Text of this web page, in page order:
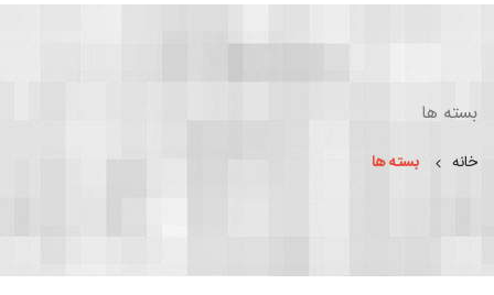
بسته ها
خانه بسته ها